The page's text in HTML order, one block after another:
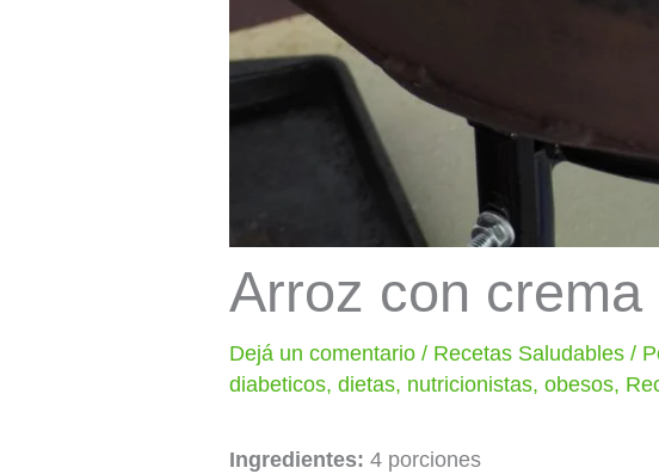
Arroz con crema
Dejá un comentario / Recetas Saludables /
diabeticos,dietas, nutricionistas,obesos,
Ingredientes: 4 porciones